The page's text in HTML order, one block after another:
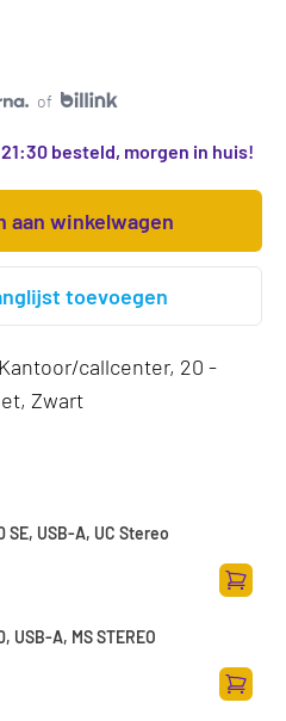
of
besteld, morgen in huis!
aan winkelwagen
toevoegen
callcenter, 20 -
Zwart
SE, USB-A, UC Stereo
USB-A, MS STEREO